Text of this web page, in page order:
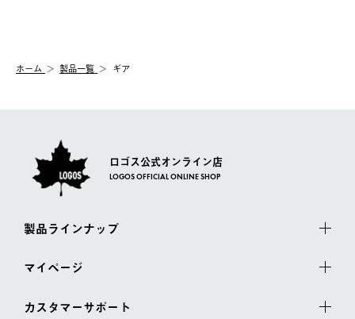
【配送業者】
佐川急便にて配送されます。
一度お手元の商品を返品いただき、ご希望商品を再注文してくだ
ホーム 製品一覧 ギア
ロゴス公式オンライン店
LOGOS OFFICIAL ONLINE SHOP
製品ラインナップ
マイページ
カスタマーサポート